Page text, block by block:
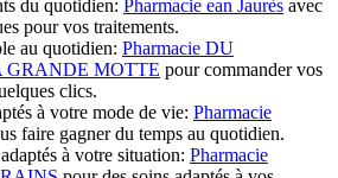
du quotidien: Pharmacie ean Jaurès avec
pour vos traitements.
au quotidien: Pharmacie DU
MOTTE pour commander vos
clics.
à votre mode de vie: Pharmacie
faire gagner du temps au quotidien.
à votre situation: Pharmacie